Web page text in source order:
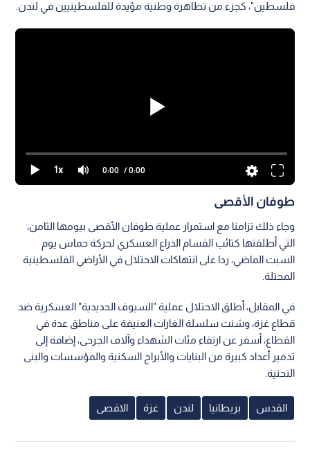
فلسطين"، كجزء من تظاهرة وطنية مؤيدة للفلسطينيين في لندن.
1x 0:00 / 0:00
طوفان الأقصى
وجاء ذلك تزامنا مع استمرار عملية طوفان الأقصى بيومها الثامن،
التي أطلقتها كتائب القسام الذراع العسكري لحركة حماس يوم
السبت الماضي، ردا على انتهاكات الاحتلال في الأراضي الفلسطينية
المحتلة.
في المقابل، أطلق الاحتلال عملية "السيوف الحديدية" العسكرية ضد
قطاع غزة، وشنت سلسلة الغارات العنيفة على مناطق عدة في
القطاع، أسفر عن ارتقاء مئات الشهداء وآلاف الجرحى، إضافة إلى
تدمير أعداد كبيرة من البنايات والأبراج السكنية والمؤسسات والبنى
التحتية.
القدس بريطانيا لندن غزة الاقصى